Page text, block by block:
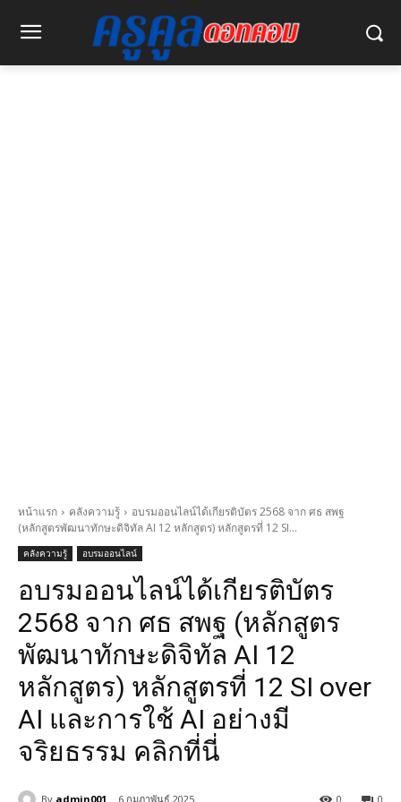
หน้าแรก คลังความรู้
อบรมออนไลน์ได้เกียรติบัตร 2568 จาก ศธ สพฐ
(หลักสูตรพัฒนาทักษะดิจิทัล AI 12 หลักสูตร) หลักสูตรที่ 12 SI...
คลังความรู้ อบรมออนไลน์
อบรมออนไลน์ได้เกียรติบัตร
2568 จาก ศธ สพฐ (หลักสูตร
พัฒนาทักษะดิจิทัล AI 12
หลักสูตร) หลักสูตรที่ 12 SI over
AI และการใช้ AI อย่างมี
จริยธรรม คลิกที่นี่
By admin001 6 กุมภาพันธ์ 2025 0
0